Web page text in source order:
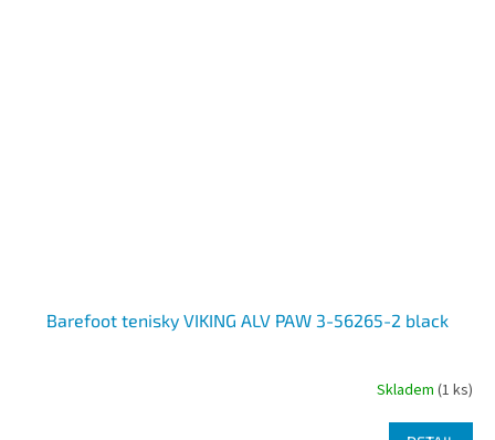
Barefoot tenisky VIKING ALV PAW 3-56265-2 black
Skladem (1 ks)